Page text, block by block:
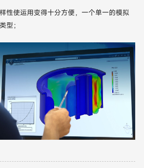
性使运用变得十分方便，一个单一的模拟
型；